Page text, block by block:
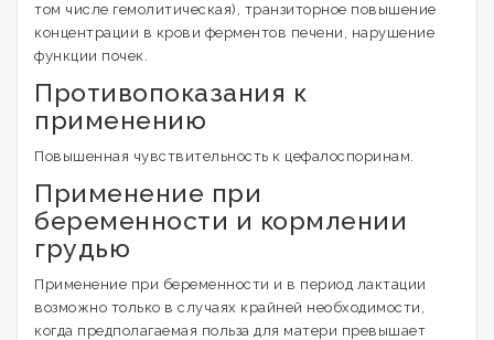
том числе гемолитическая), транзиторное повышение
концентрации в крови ферментов печени, нарушение
функции почек.
Противопоказания к
применению
Повышенная чувствительность к цефалоспоринам.
Применение при
беременности и кормлении
грудью
Применение при беременности и в период лактации
возможно только в случаях крайней необходимости,
когда предполагаемая польза для матери превышает